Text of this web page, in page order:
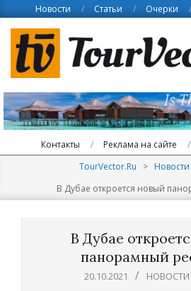
content
Новости Статьи Очерки
Контакты Реклама на сайте
TourVector.Ru >
В Дубае откроется новый
В Дубае
панорамный
20.10.2021